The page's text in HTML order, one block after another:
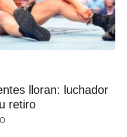
lloran: luchador
retiro